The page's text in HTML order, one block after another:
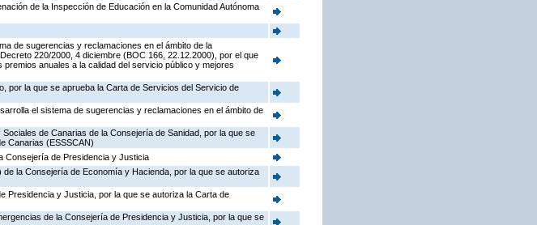
de la Inspección de Educación en la Comunidad Autónoma
de sugerencias y reclamaciones en el ámbito de la
220/2000, 4 diciembre (BOC 166, 22.12.2000), por el que
anuales a la calidad del servicio público y mejores
por la que se aprueba la Carta de Servicios del Servicio de
el sistema de sugerencias y reclamaciones en el ámbito de
de Canarias de la Consejería de Sanidad, por la que se
Canarias (ESSSCAN)
Consejería de Presidencia y Justicia
la Consejería de Economía y Hacienda, por la que se autoriza
Presidencia y Justicia, por la que se autoriza la Carta de
de la Consejería de Presidencia y Justicia, por la que se